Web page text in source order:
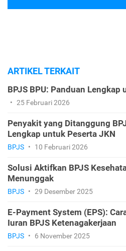
ARTIKEL TERKAIT
BPJS BPU: Panduan Lengkap
• 25 Februari 2026
Penyakit yang Ditanggung
Lengkap untuk Peserta JKN
BPJS • 10 Februari 2026
Solusi Aktifkan BPJS
Menunggak
BPJS • 29 Desember 2025
E-Payment System (EPS):
Iuran BPJS Ketenagakerjaan
BPJS • 6 November 2025